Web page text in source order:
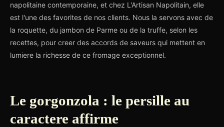
napolitaine contemporaine, et chez L'Artisan Napolitain, elle
est l'une des favorites de nos clients. Nous la servons avec de
la roquette, du jambon de Parme ou de la truffe, selon les
recettes, pour creer des accords de saveurs qui mettent en
lumiere la richesse de ce fromage exceptionnel.
Le gorgonzola : le persille au
caractere affirme